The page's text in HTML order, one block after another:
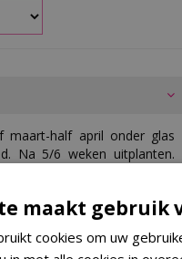
maart-half april onder glas
Na 5/6 weken uitplanten.
is het blad uitstekend
maakt gebruik
cookies om uw